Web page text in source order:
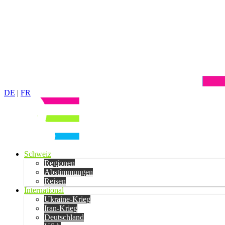
DE | FR
Schweiz
Regionen
Abstimmungen
Reisen
International
Ukraine-Krieg
Iran-Krieg
Deutschland